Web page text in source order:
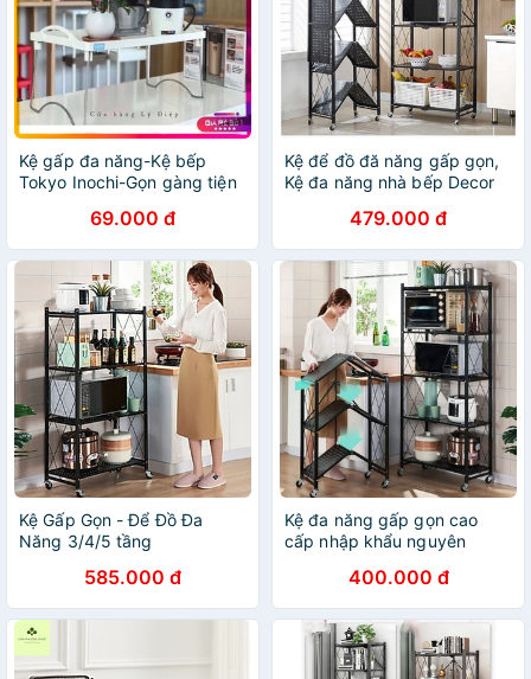
Kệ gấp đa năng-Kệ bếp
Tokyo Inochi-Gọn gàng tiện
69.000 đ
Kệ để đồ đă năng gấp gọn,
Kệ đa năng nhà bếp Decor
479.000 đ
Kệ Gấp Gọn - Để Đồ Đa
Năng 3/4/5 tầng
585.000 đ
Kệ đa năng gấp gọn cao
cấp nhập khẩu nguyên
400.000 đ